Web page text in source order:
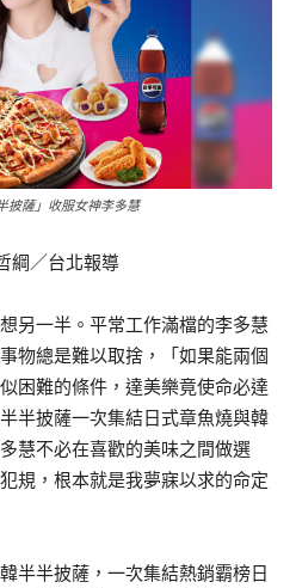
薩」收服女神李多慧
綱／台北報導
另一半。平常工作滿檔的李多慧
物總是難以取捨，「如果能兩個
困難的條件，達美樂竟使命必達
半披薩一次集結日式章魚燒與韓
慧不必在喜歡的美味之間做選
規，根本就是我夢寐以求的命定
半半披薩，一次集結熱銷霸榜日